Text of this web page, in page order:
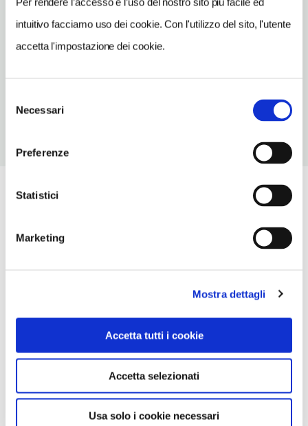
intuitivo facciamo uso dei cookie. Con l'utilizzo del sito, l'utente
accetta l'impostazione dei cookie.
delNecessari
Preferenze
Statistici
Marketing
Mostra dettagli
Accetta tutti i cookie
Accetta selezionati
Usa solo i cookie necessari
TIPO DI CUCINA
classica,pizze